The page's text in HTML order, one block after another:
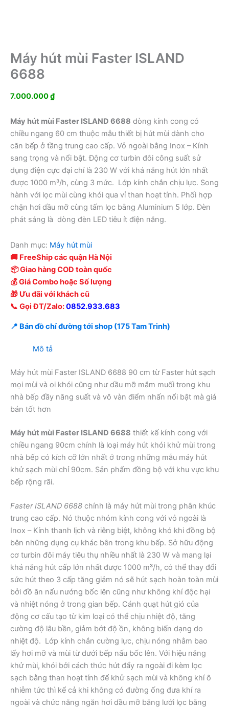
Máy hút mùi Faster ISLAND
6688
7.000.000₫
Máy hút mùi Faster ISLAND 6688 dòng kính cong có
chiều ngang 60 cm thuộc mẫu thiết bị hút mùi dành cho
căn bếp ở tầng trung cao cấp. Vỏ ngoài bằng Inox – Kính
sang trọng và nổi bật. Động cơ turbin đôi công suất sử
dụng điện cực đại chỉ là 230 W với khả năng hút lớn nhất
được 1000 m³/h, cùng 3 mức. Lớp kính chắn chịu lực. Song
hành với lọc mùi cùng khói qua vỉ than hoạt tính. Phối hợp
chặn hơi dầu mỡ cùng tấm lọc bằng Aluminium 5 lớp. Đèn
phát sáng là dòng đèn LED tiêu ít điện năng.
Danh mục: Máy hút mùi
🚚 FreeShip các quận Hà Nội
📦 Giao hàng COD toàn quốc
💰 Giá Combo hoặc Số lượng
🎁 Ưu đãi với khách cũ
📞 Gọi ĐT/Zalo:0852.933.683
📍 Bản đồ chỉ đường tới shop (175 Tam Trinh)
Mô tả
Máy hút mùi Faster ISLAND 6688 90 cm từ Faster hút sạch
mọi mùi và oi khói cũng như dầu mỡ mắm muối trong khu
nhà bếp đầy năng suất và vô vàn điểm nhấn nổi bật mà giá
bán tốt hơn
Máy hút mùi Faster ISLAND 6688 thiết kế kính cong với
chiều ngang 90cm chính là loại máy hút khói khử mùi trong
nhà bếp có kích cỡ lớn nhất ở trong những mẫu máy hút
khử sạch mùi chỉ 90cm. Sản phẩm đồng bộ với khu vực khu
bếp rộng rãi.
Faster ISLAND 6688 chính là máy hút mùi trong phân khúc
trung cao cấp. Nó thuộc nhóm kính cong với vỏ ngoài là
Inox – Kính thanh lịch và riêng biệt, không khó khi đồng bộ
bên những dụng cụ khác bên trong khu bếp. Sở hữu động
cơ turbin đôi máy tiêu thụ nhiều nhất là 230 W và mang lại
khả năng hút cấp lớn nhất được 1000 m³/h, có thể thay đổi
sức hút theo 3 cấp tăng giảm nó sẽ hút sạch hoàn toàn mùi
bởi đồ ăn nấu nướng bốc lên cũng như không khí độc hại
và nhiệt nóng ở trong gian bếp. Cánh quạt hút gió của
động cơ cấu tạo từ kim loại có thể chịu nhiệt độ, tăng
cường độ lâu bền, giảm bớt độ ồn, không biến dạng do
nhiệt độ. Lớp kính chắn cường lực, chịu nóng nhằm bao
lấy hơi mỡ và mùi từ dưới bếp nấu bốc lên. Với hiệu năng
khử mùi, khói bởi cách thức hút đẩy ra ngoài đi kèm lọc
sạch bằng than hoạt tính để khử sạch mùi và không khí ô
nhiễm tức thì kể cả khi không có đường ống đưa khí ra
ngoài và chức năng ngăn hơi dầu mỡ bằng lưới lọc bằng